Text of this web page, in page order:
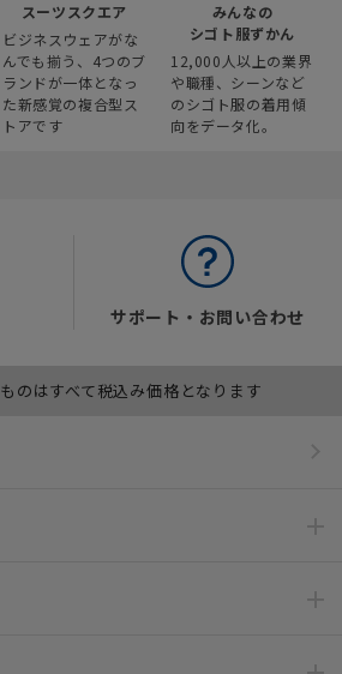
スーツスクエア
ビジネスウェアがな
んでも揃う、4つのブ
ランドが一体となっ
た新感覚の複合型ス
トアです
みんなの
シゴト服ずかん
12,000人以上の業界
や職種、シーンなど
のシゴト服の着用傾
向をデータ化。
サポート・お問い合わせ
のはすべて税込み価格となります